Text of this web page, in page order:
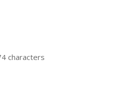
characters